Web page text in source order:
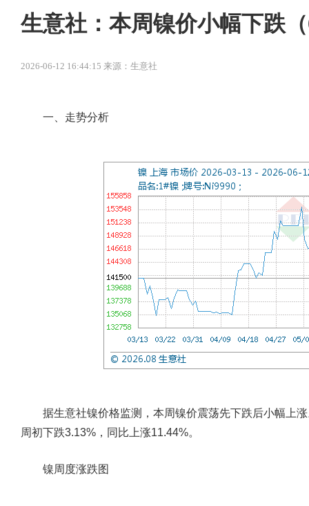
生意社：本周镍价小幅下跌
2026-06-12 16:44:15 来源：生意社
一、走势分析
据生意社镍价格监测，本周镍价震荡先下跌后小幅上涨
周初下跌3.13%，同比上涨11.44%。
镍周度涨跌图